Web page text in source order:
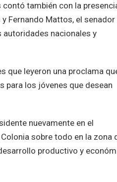
también con la
Fernando Mattos, el senador
autoridades nacionales y
que leyeron una proclama
para los jóvenes que desean
nuevamente en el
sobre todo en la zona
productivo y